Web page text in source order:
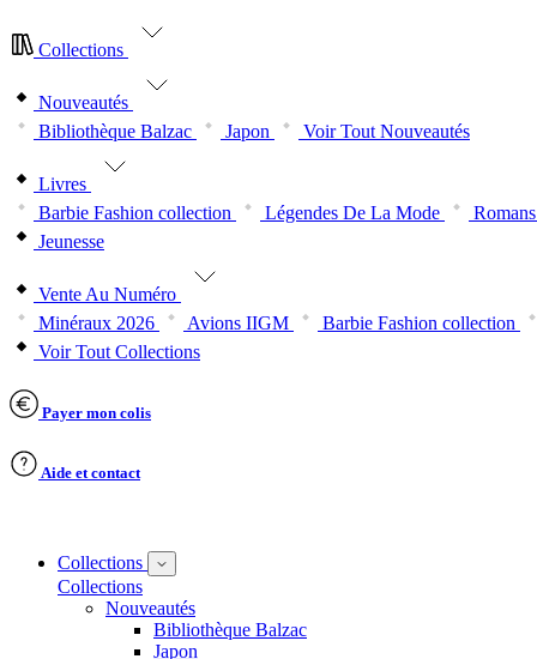
Collections
Nouveautés
Bibliothèque Balzac
Japon Voir Tout Nouveautés
Livres
Barbie Fashion collection
Légendes De La Mode
Jeunesse
Vente Au Numéro
Minéraux 2026
Avions IIGM Barbie Fashion collection
Voir Tout Collections
Payer mon colis
Aide et contact
Collections
Collections
Nouveautés
Bibliothèque Balzac
Japon